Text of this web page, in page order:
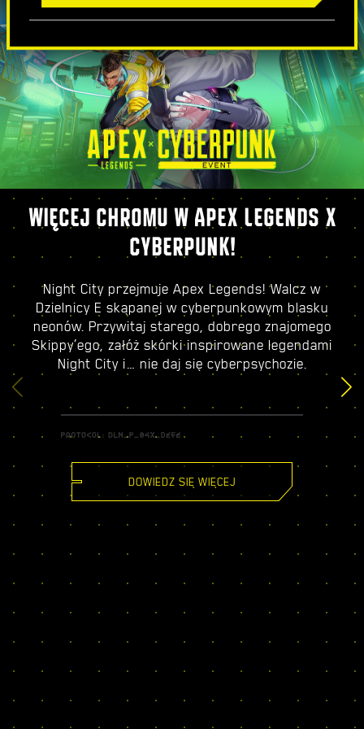
WIĘCEJ CHROMU W APEX LEGENDS X
CYBERPUNK!
Night City przejmuje Apex Legends! Walcz w
Dzielnicy E skąpanej w cyberpunkowym blasku
neonów. Przywitaj starego, dobrego znajomego
Skippy’ego, załóż skórki inspirowane legendami
Night City i… nie daj się cyberpsychozie.
DOWIEDZ SIĘ WIĘCEJ